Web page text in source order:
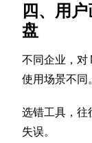
四、用
盘
不同企业，对
使用场景不同。
选错工具，往
失误。